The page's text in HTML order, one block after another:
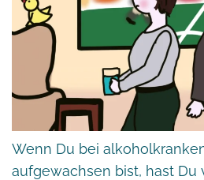
Wenn Du bei
aufgewachsen bist, hast